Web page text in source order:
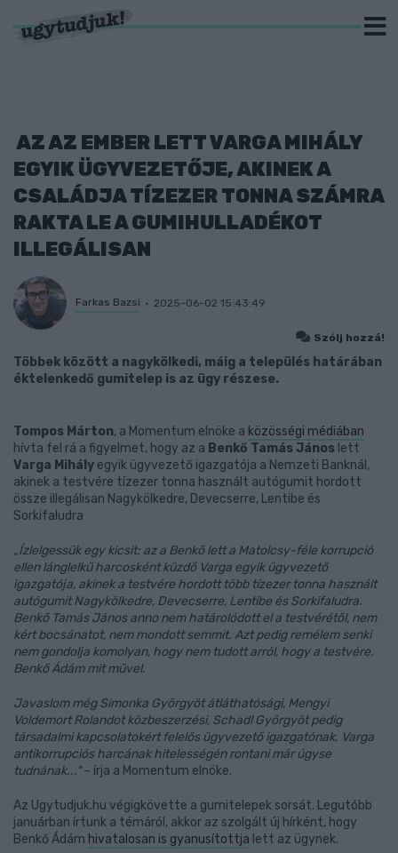
AZ AZ EMBER LETT VARGA MIHÁLY
EGYIK ÜGYVEZETŐJE, AKINEK A
CSALÁDJA TÍZEZER TONNA SZÁMRA
RAKTA LE A GUMIHULLADÉKOT
ILLEGÁLISAN
Farkas Bazsi 2025-06-02 15:43:49
Szólj hozzá!
Többek között a nagykölkedi, máig a település határában
éktelenkedő gumitelep is az ügy részese.
Tompos Márton, a Momentum elnöke a közösségi médiában
hívta fel rá a figyelmet, hogy az a Benkő Tamás János lett
Varga Mihály egyik ügyvezető igazgatója a Nemzeti Banknál,
akinek a testvére tízezer tonna használt autógumit hordott
össze illegálisan Nagykölkedre, Devecserre, Lentibe és
Sorkifaludra
„Ízlelgessük egy kicsit: az a Benkő lett a Matolcsy-féle korrupció
ellen lánglelkű harcosként küzdő Varga egyik ügyvezető
igazgatója, akinek a testvére hordott több tízezer tonna használt
autógumit Nagykölkedre, Devecserre, Lentibe és Sorkifaludra.
Benkő Tamás János anno nem határolódott el a testvérétől, nem
kért bocsánatot, nem mondott semmit. Azt pedig remélem senki
nem gondolja komolyan, hogy nem tudott arról, hogy a testvére,
Benkő Ádám mit művel.
Javaslom még Simonka Györgyöt átláthatósági, Mengyi
Voldemort Rolandot közbeszerzési, Schadl Györgyöt pedig
társadalmi kapcsolatokért felelős ügyvezető igazgatónak. Varga
antikorrupciós harcának hitelességén rontani már úgyse
tudnának..."– írja a Momentum elnöke.
Az Ugytudjuk.hu végigkövette a gumitelepek sorsát. Legutóbb
januárban írtunk a témáról, akkor az szolgált új hírként, hogy
Benkő Ádám hivatalosan is gyanusítottja lett az ügynek.